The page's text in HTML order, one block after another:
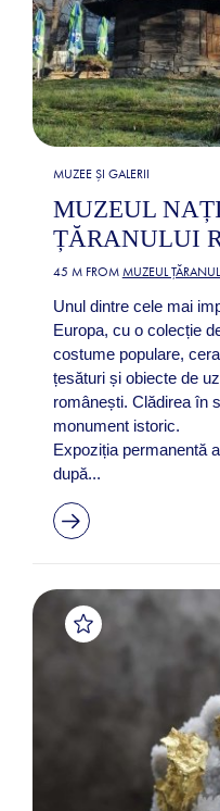
MUZEE ȘI GALERII
MUZEUL
ȚĂRANULUI
45 M FROM MUZEUL
Unul dintre cele mai
Europa, cu o colecție
costume populare,
țesături și obiecte de
românești. Clădirea în
monument istoric.
Expoziția permanentă
după...